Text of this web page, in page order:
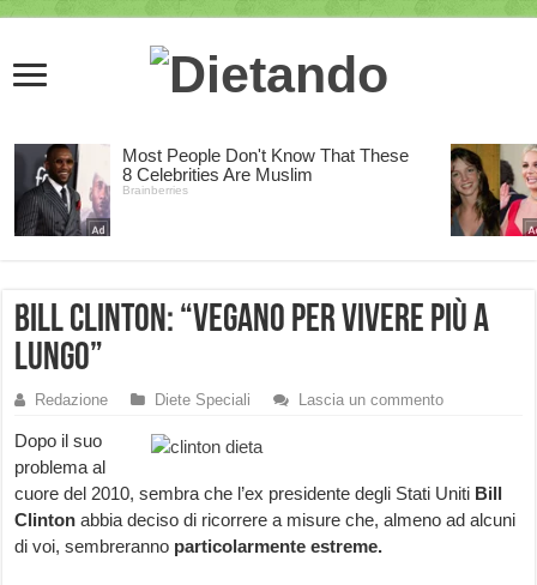
Bill Clinton: “vegano per vivere più a
lungo”
Redazione Diete Speciali Lascia un commento
Dopo il suo
problema al
cuore del 2010, sembra che l’ex presidente degli Stati Uniti Bill
Clintonabbia deciso di ricorrere a misure che, almeno ad alcuni
di voi, sembreranno particolarmente estreme.